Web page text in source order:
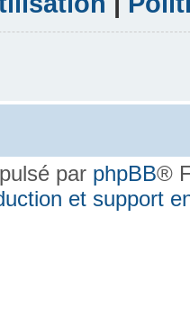
par phpBB®
et support